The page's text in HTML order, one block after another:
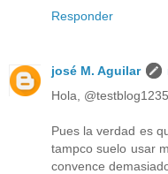
Responder
josé M. Aguilar
Hola, @testblog1235
Pues la verdad es
tampco suelo usar
convence